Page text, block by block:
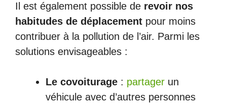
Il est également possible de revoir nos
habitudes de déplacement pour moins
contribuer à la pollution de l’air. Parmi les
solutions envisageables :
Le covoiturage : partager un
véhicule avec d’autres personnes